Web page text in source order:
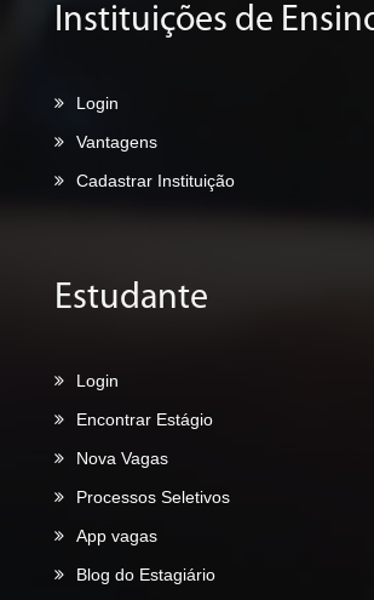
Instituições de
Login
Vantagens
Cadastrar Instituição
Estudante
Login
Encontrar Estágio
Nova Vagas
Processos Seletivos
App vagas
Blog do Estagiário